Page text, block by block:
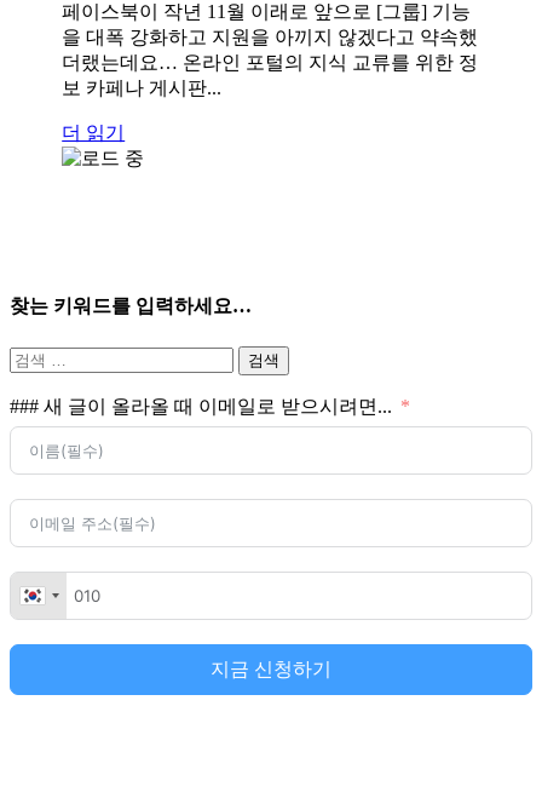
페이스북이 작년 11월 이래로 앞으로 [그룹] 기능
을 대폭 강화하고 지원을 아끼지 않겠다고 약속했
더랬는데요… 온라인 포털의 지식 교류를 위한 정
보 카페나 게시판...
더 읽기
찾는 키워드를 입력하세요…
검
### 새 글이 올라올 때 이메일로 받으시려면...
지금 신청하기